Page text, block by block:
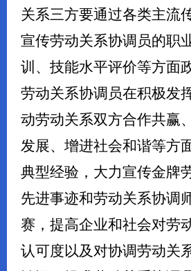
关系三方要通过各类主流
宣传劳动关系协调员的职
训、技能水平评价等方面
劳动关系协调员在积极发
动劳动关系双方合作共赢
发展、增进社会和谐等方
典型经验，大力宣传金牌
先进事迹和劳动关系协调
赛，提高企业和社会对劳
认可度以及对协调劳动关